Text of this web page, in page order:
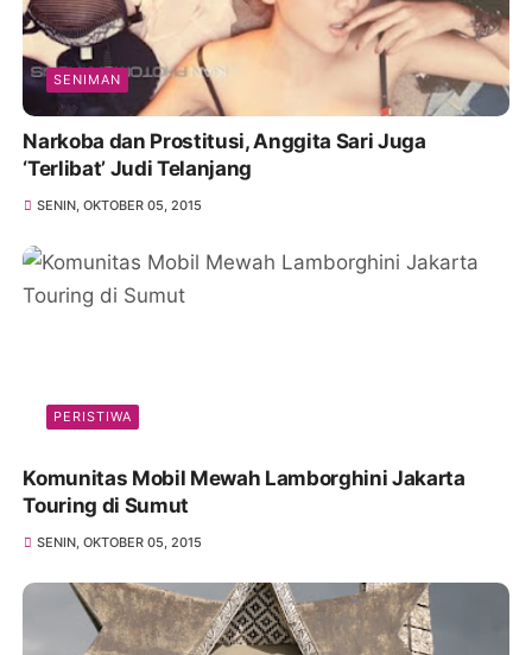
SENIMAN
Narkoba dan Prostitusi, Anggita Sari Juga
‘Terlibat’ Judi Telanjang
SENIN, OKTOBER 05, 2015
PERISTIWA
Komunitas Mobil Mewah Lamborghini Jakarta
Touring di Sumut
SENIN, OKTOBER 05, 2015